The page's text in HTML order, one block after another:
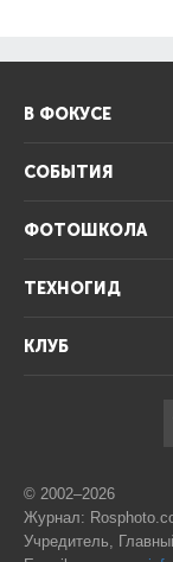
В ФОКУСЕ
СОБЫТИЯ
ФОТОШКОЛА
ТЕХНОГИД
КЛУБ
© 2002–2026
Журнал:
Учредитель,